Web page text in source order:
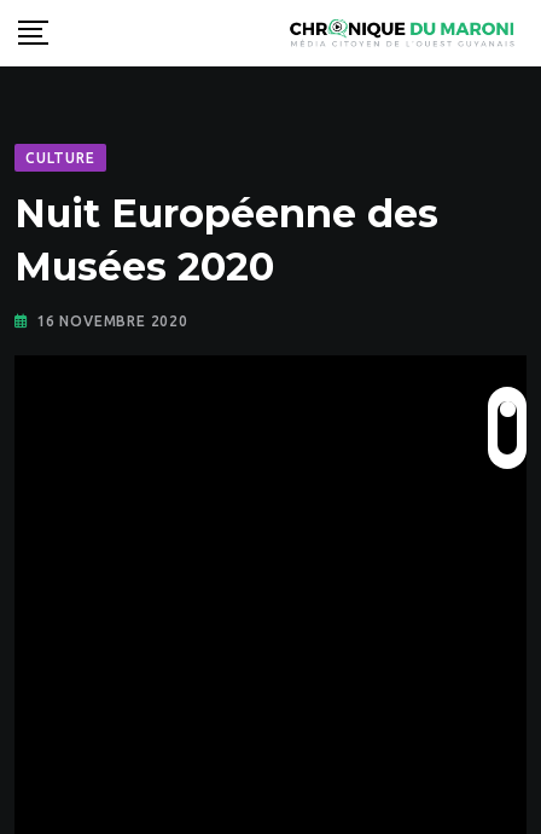
Skip
to
CULTURE
Nuit Européenne des
Musées 2020
16 NOVEMBRE 2020